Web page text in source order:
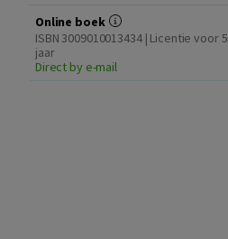
Online boek
ISBN 3009010013434 | Licentie voor 5
jaar
Direct by e-mail